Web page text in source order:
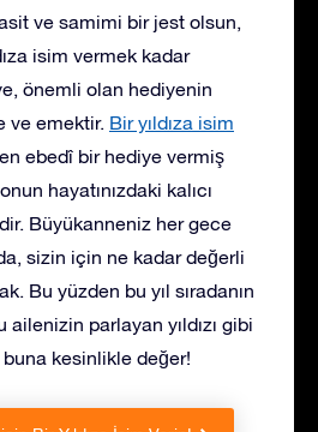
ve samimi bir jest olsun,
isim vermek kadar
önemli olan hediyenin
ve emektir. Bir yıldıza isim
ebedî bir hediye vermiş
hayatınızdaki kalıcı
Büyükanneniz her gece
sizin için ne kadar değerli
Bu yüzden bu yıl sıradanın
parlayan yıldızı gibi
kesinlikle değer!